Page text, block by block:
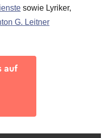
sowie Lyriker,
G. Leitner